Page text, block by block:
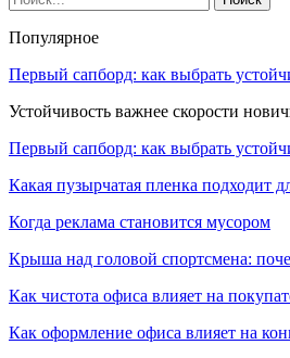
Популярное
Первый сапборд: как выбрать
Устойчивость важнее скорости
Первый сапборд: как выбрать
Какая пузырчатая пленка подходит
Когда реклама становится мусором
Крыша над головой спортсмена:
Как чистота офиса влияет на
Как оформление офиса влияет на